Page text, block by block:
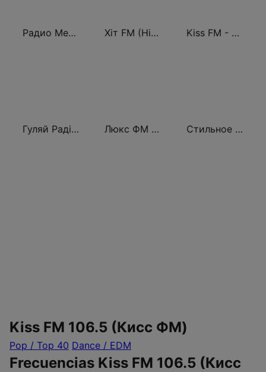
Радио Мелодия (Radio Melodia) Хіт FM (Hit FM) - Ukr Kiss FM - Digital (Кисc ФМ)
Гуляй Радіо (Guliay Radio) Люкс ФМ (Lux FM) Львів Стильное Радио - Перец ФМ (Stilnoe, perec fm)
Kiss FM 106.5 (Кисc ФМ)
Pop / Top 40 Dance / EDM
Frecuencias Kiss FM 106.5 (Кисc